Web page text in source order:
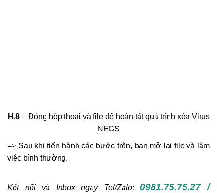
H.8– Đóng hộp thoại và file để hoàn tất quá trình xóa Virus
NEGS
=> Sau khi tiến hành các bước trên, bạn mở lại file và làm
việc bình thường.
Kết nối và Inbox ngay Tel/Zalo:0981.75.75.27 /